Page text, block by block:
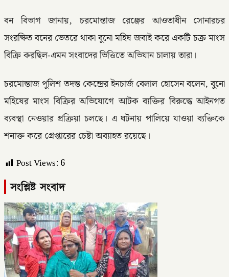
বন বিভাগ জানায়, চরমোন্তাজ রেঞ্জের আওতাধীন সোনারচর
সংরক্ষিত বনের ভেতরে থাকা বুনো মহিষ জবাই করে একটি চক্র মাংস
বিক্রি করছিল-এমন সংবাদের ভিত্তিতে অভিযান চালায় তারা।
চরমোন্তাজ পুলিশ তদন্ত কেন্দ্রের ইনচার্জ বেলাল হোসেন বলেন, বুনো
মহিষের মাংস বিক্রির অভিযোগে আটক ব্যক্তির বিরুদ্ধে আইনগত
ব্যবস্থা নেওয়ার প্রক্রিয়া চলছে। এ ঘটনায় পালিয়ে যাওয়া ব্যক্তিকে
শনাক্ত করে গ্রেপ্তারের চেষ্টা অব্যাহত রয়েছে।
Post Views: 6
সংশ্লিষ্ট সংবাদ